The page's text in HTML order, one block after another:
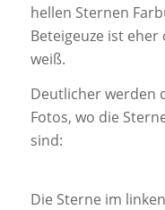
hellen Sternen
Beteigeuze ist
weiß.
Deutlicher werden
Fotos, wo die
sind:
Die Sterne im